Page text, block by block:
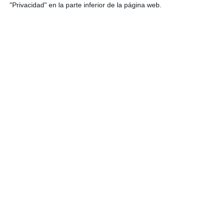
"Privacidad" en la parte inferior de la página web.